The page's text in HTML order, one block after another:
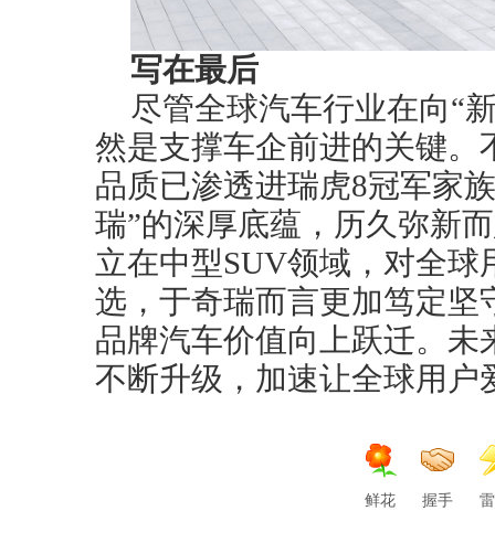
写在最后
尽管全球汽车行业在向“
然是支撑车企前进的关键
品质已渗透进瑞虎8冠军家
瑞”的深厚底蕴，历久弥新
立在中型SUV领域，对全
选，于奇瑞而言更加笃定
品牌汽车价值向上跃迁。
不断升级，加速让全球用户
鲜花 握手